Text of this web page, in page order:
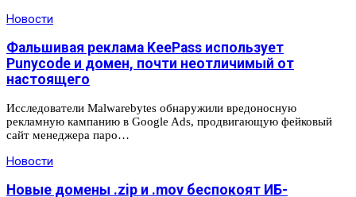
Новости
Фальшивая реклама KeePass использует
Punycode и домен, почти неотличимый от
настоящего
Исследователи Malwarebytes обнаружили вредоносную
рекламную кампанию в Google Ads, продвигающую фейковый
сайт менеджера паро…
Новости
Новые домены .zip и .mov беспокоят ИБ-